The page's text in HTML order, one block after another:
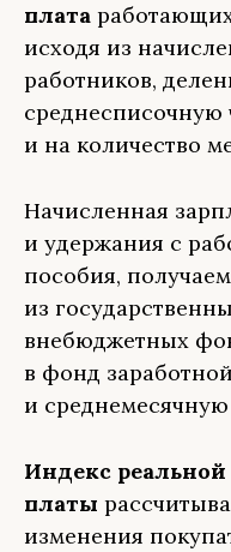
плата
исходя из
работников,
и на количество
Начисленная
и удержания с
пособия,
из
внебюджетных
в фонд
и среднемесячную
Индекс реальной
платы
изменения